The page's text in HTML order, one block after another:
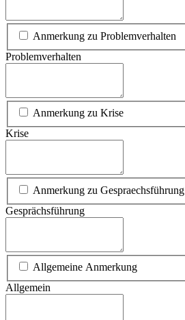
Anmerkung zu Problemverhalten
Problemverhalten
Anmerkung zu Krise
Krise
Anmerkung zu Gespraechsführung
Gesprächsführung
Allgemeine Anmerkung
Allgemein